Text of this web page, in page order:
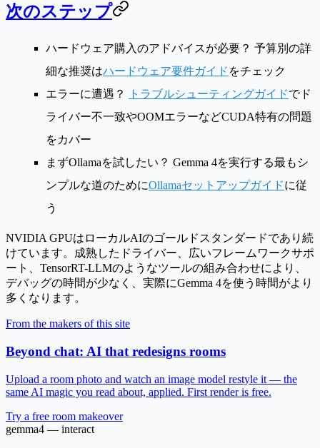
次のステップ
ハードウェア購入のアドバイスが必要？ 予算別の詳
細な推奨はハードウェア要件ガイド をチェック
エラーに遭遇？
トラブルシューティングガイドでド
ライバー不一致やOOMエラーなどCUDA特有の問題
をカバー
まずOllamaを試したい？ Gemma 4を実行する最もシ
ンプルな道のためにOllamaセットアップガイドに従
う
NVIDIA GPUはローカルAIのゴールドスタンダードであり続
けています。成熟したドライバー、広いフレームワークサポ
ート、TensorRT-LLMのようなツールの組み合わせにより、
デバッグの時間が少なく、実際にGemma 4を使う時間がより
多くなります。
From the makers of this site
Beyond chat: AI that redesigns rooms
Upload a room photo and watch an image model restyle it — the
same AI magic you read about, applied. First render is free.
Try a free room makeover
gemma4 — interact